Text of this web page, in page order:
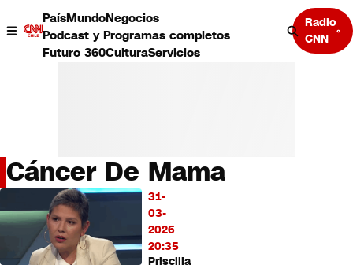
PaísMundoNegocios
Podcast y Programas completos
Futuro 360CulturaServicios
Radio
CNN
País
Mundo
Negocios
Deportes
Cáncer De Mama
31-
03-
2026
20:35
Priscilla
LO
MÁS
LEÍDO